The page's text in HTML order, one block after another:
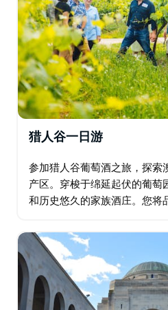
猎人谷一日游
参加猎人谷葡萄酒之旅，探索
产区。穿梭于绵延起伏的葡萄
和历史悠久的家族酒庄。您将
午餐。…